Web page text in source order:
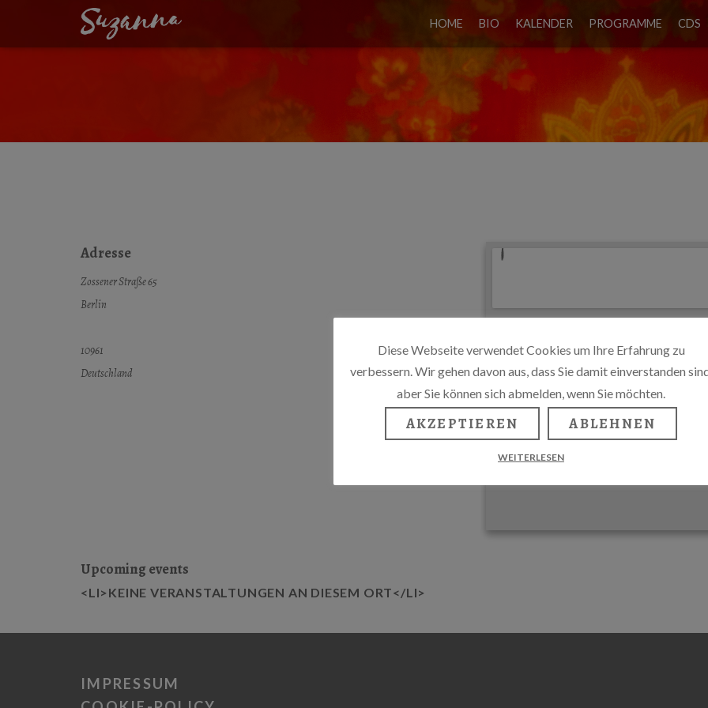
HOME BIO KALENDER PROGRAMME CDS
Adresse
Zossener Straße 65
Berlin
10961
Deutschland
Upcoming events
<LI>KEINE VERANSTALTUNGEN AN DIESEM ORT</LI>
IMPRESSUM
Diese Webseite verwendet Cookies um Ihre Erfahrung zu
verbessern. Wir gehen davon aus, dass Sie damit einverstanden
aber Sie können sich abmelden, wenn Sie möchten.
AKZEPTIEREN ABLEHNEN
WEITERLESEN